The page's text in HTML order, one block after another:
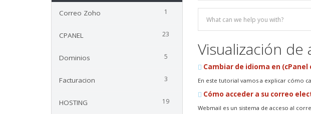
1
Correo Zoho
23
CPANEL
5
Dominios
3
Facturacion
19
HOSTING
Visualización
Cambiar de idioma en
En este tutorial vamos a explicar cómo
Cómo acceder a su correo
Webmail es un sistema de acceso al